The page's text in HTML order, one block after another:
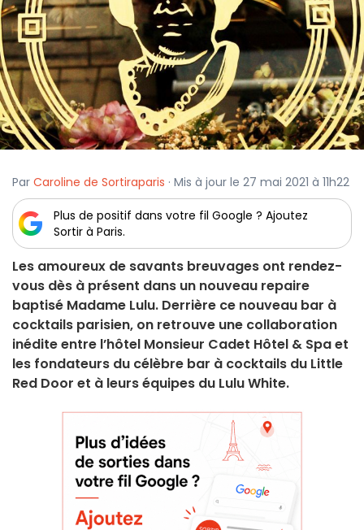
Par Caroline de Sortiraparis · Mis à jour le 27 mai 2021 à 11h22
Plus de positif dans votre fil Google ? Ajoutez
Sortir à Paris.
Les amoureux de savants breuvages ont rendez-
vous dès à présent dans un nouveau repaire
baptisé Madame Lulu. Derrière ce nouveau bar à
cocktails parisien, on retrouve une collaboration
inédite entre l’hôtel Monsieur Cadet Hôtel & Spa et
les fondateurs du célèbre bar à cocktails du Little
Red Door et à leurs équipes du Lulu White.